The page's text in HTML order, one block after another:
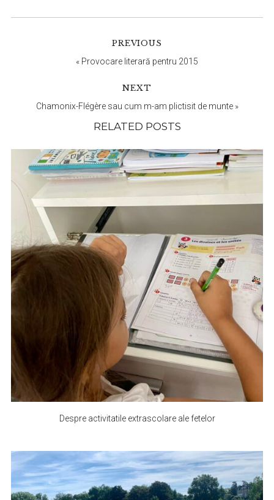
PREVIOUS
« Provocare literară pentru 2015
NEXT
Chamonix-Flégère sau cum m-am plictisit de munte»
Interactions
RELATED POSTS
Despre activitatile extrascolare ale fetelor